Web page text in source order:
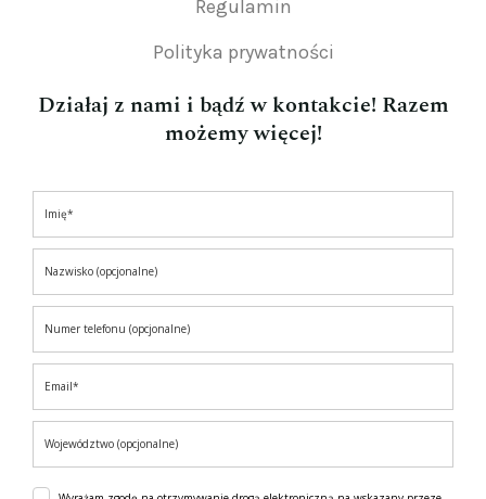
Regulamin
Polityka prywatności
Działaj z nami i bądź w kontakcie! Razem
możemy więcej!